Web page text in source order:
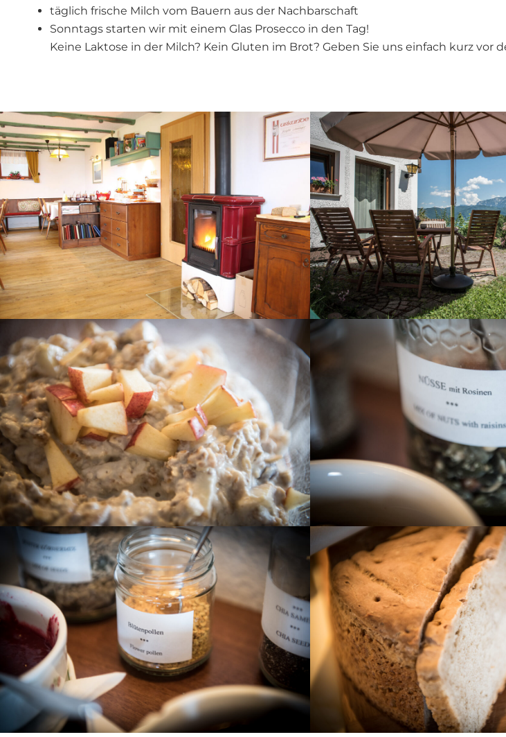
täglich frische Milch vom Bauern aus der Nachbarschaft
Sonntags starten wir mit einem Glas Prosecco in den Tag!
Keine Laktose in der Milch? Kein Gluten im Brot? Geben Sie uns einfach kurz vor